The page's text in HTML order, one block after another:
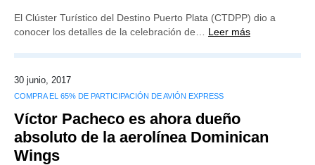
El Clúster Turístico del Destino Puerto Plata (CTDPP) dio a
conocer los detalles de la celebración de… Leer más
30 junio, 2017
COMPRA EL 65% DE PARTICIPACIÓN DE AVIÓN EXPRESS
Víctor Pacheco es ahora dueño
absoluto de la aerolínea Dominican
Wings